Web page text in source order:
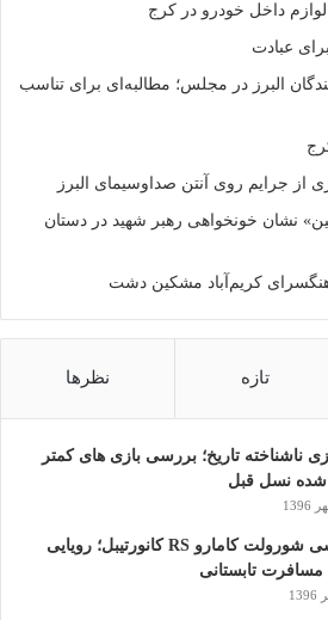
داخل خودرو در کرج
عبادت
البرز در مجلس؛ مطالبه‌ای برای تناسب
نشان خونخواهی رهبر شهید در دستان
کریم‌آباد مشکین دشت
تازه نظرها
بازی ناشناخته تاریخ؛ بررسی بازی های کمتر
شده نسل قبل
بررسی شورولت کامارو RS کانورتیبل؛ رویایی
مسافرت تابستانی